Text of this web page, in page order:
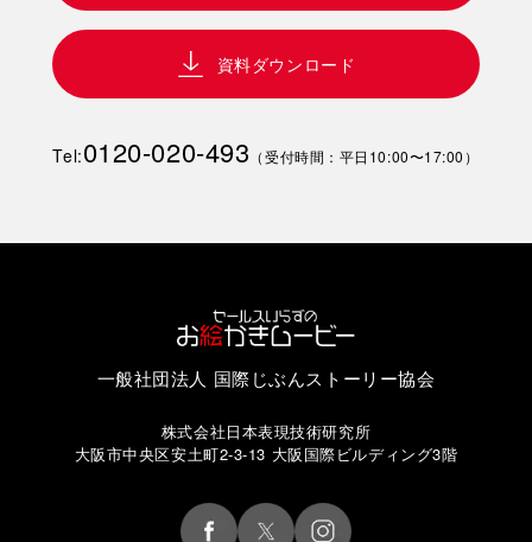
資料ダウンロード
Tel:0120-020-493 （受付時間：平日10:00〜17:00）
一般社団法人 国際じぶんストーリー協会
株式会社日本表現技術研究所
大阪市中央区安土町2-3-13 大阪国際ビルディング3階